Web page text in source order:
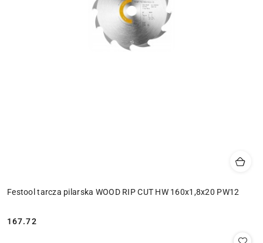
Festool tarcza pilarska WOOD RIP CUT HW 160x1,8x20 PW12
Cena:
167.72